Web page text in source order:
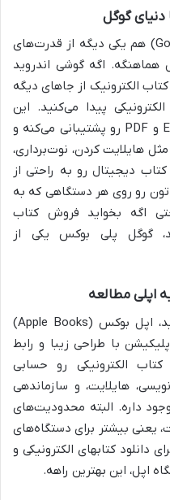
گوگل پلی بوکس (Google Play Books) هم یکی دیگه از قدرت‌های
هماهنگه. اگه گوشی اندروید
الکترونیک از جاهای دیگه
پیدا می‌کنید. این
اپلیکیشن فرمت‌های رایج مثل EPUB و PDF رو پشتیبانی می‌کنه و
هایلایت کردن، نوت‌برداری،
دیجیتال رو به راحتی از
رو روی هر دستگاهی که به
اگه بخواید فروش کتاب
گوگل پلی بوکس یکی از
اگه از کاربران محصولات اپل هستید، اپل بوکس (Apple Books)
با طراحی زیبا و رابط
الکترونیکی رو حسابی
هایلایت، و سازماندهی
داره. البته محدودیت‌های
یعنی بیشتر برای دستگاه‌های
دانلود کتابهای الکترونیکی و
اپل، این بهترین راهه.